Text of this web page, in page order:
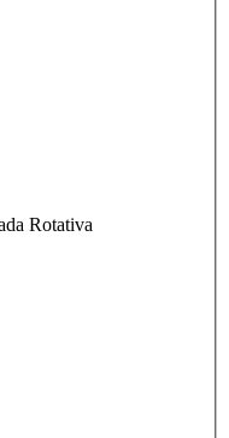
Rotativa